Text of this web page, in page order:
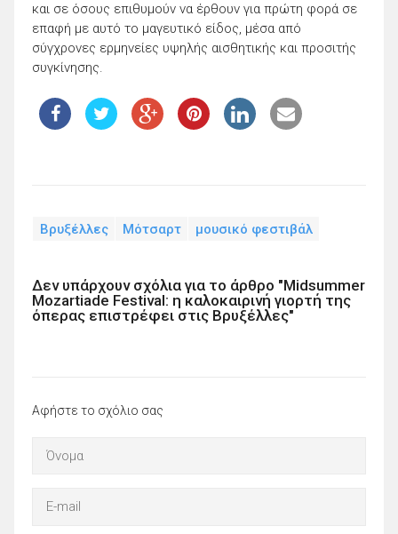
και σε όσους επιθυμούν να έρθουν για πρώτη φορά σε
επαφή με αυτό το μαγευτικό είδος, μέσα από
σύγχρονες ερμηνείες υψηλής αισθητικής και προσιτής
συγκίνησης.
Βρυξέλλες Μότσαρτ μουσικό φεστιβάλ
Δεν υπάρχουν σχόλια για το άρθρο "Midsummer
Mozartiade Festival: η καλοκαιρινή γιορτή της
όπερας επιστρέφει στις Βρυξέλλες"
Αφήστε το σχόλιο σας